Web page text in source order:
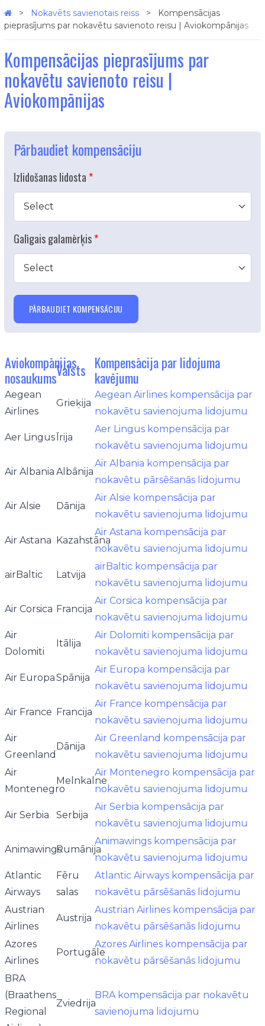
Nokavēts savienotais reiss
Kompensācijas
pieprasījums par nokavētu savienoto reisu | Aviokompānijas
Kompensācijas pieprasījums par
nokavētu savienoto reisu |
Aviokompānijas
Pārbaudiet kompensāciju
Izlidošanas lidosta
Select
Galīgais galamērķis
Select
PĀRBAUDIET KOMPENSĀCIJU
Aviokompānijas
nosaukumsValsts Kompensācija par lidojuma
kavējumu
Aegean
Airlines
Grieķija
Aegean Airlines kompensācija par
nokavētu savienojuma lidojumu
Aer LingusĪrija
Aer Lingus kompensācija par
nokavētu savienojuma lidojumu
Air Albania Albānija
Air Albania kompensācija par
nokavētu pārsēšanās lidojumu
Air Alsie Dānija
Air Alsie kompensācija par
nokavētu savienojuma lidojumu
Air Astana Kazahstāna
Air Astana kompensācija par
nokavētu savienojuma lidojumu
airBaltic Latvija
airBaltic kompensācija par
nokavētu savienojuma lidojumu
Air Corsica Francija
Air Corsica kompensācija par
nokavētu savienojuma lidojumu
Air
Dolomiti
Itālija
Air Dolomiti kompensācija par
nokavētu savienojuma lidojumu
Air EuropaSpānija
Air Europa kompensācija par
nokavētu savienojuma lidojumu
Air France Francija
Air France kompensācija par
nokavētu savienojuma lidojumu
Air
Greenland
Dānija
Air Greenland kompensācija par
nokavētu savienojuma lidojumu
Air
Montenegro
Melnkalne
Air Montenegro kompensācija par
nokavētu savienojuma lidojumu
Air Serbia Serbija
Air Serbia kompensācija par
nokavētu savienojuma lidojumu
AnimawingsRumānija
Animawings kompensācija par
nokavētu savienojuma lidojumu
Atlantic
Airways
Fēru
salas
Atlantic Airways kompensācija par
nokavētu pārsēšanās lidojumu
Austrian
Airlines
Austrija
Austrian Airlines kompensācija par
nokavētu pārsēšanās lidojumu
Azores
Airlines
Portugāle
Azores Airlines kompensācija par
nokavētu pārsēšanās lidojumu
BRA
(Braathens
Regional
Zviedrija
BRA kompensācija par nokavētu
savienojuma lidojumu